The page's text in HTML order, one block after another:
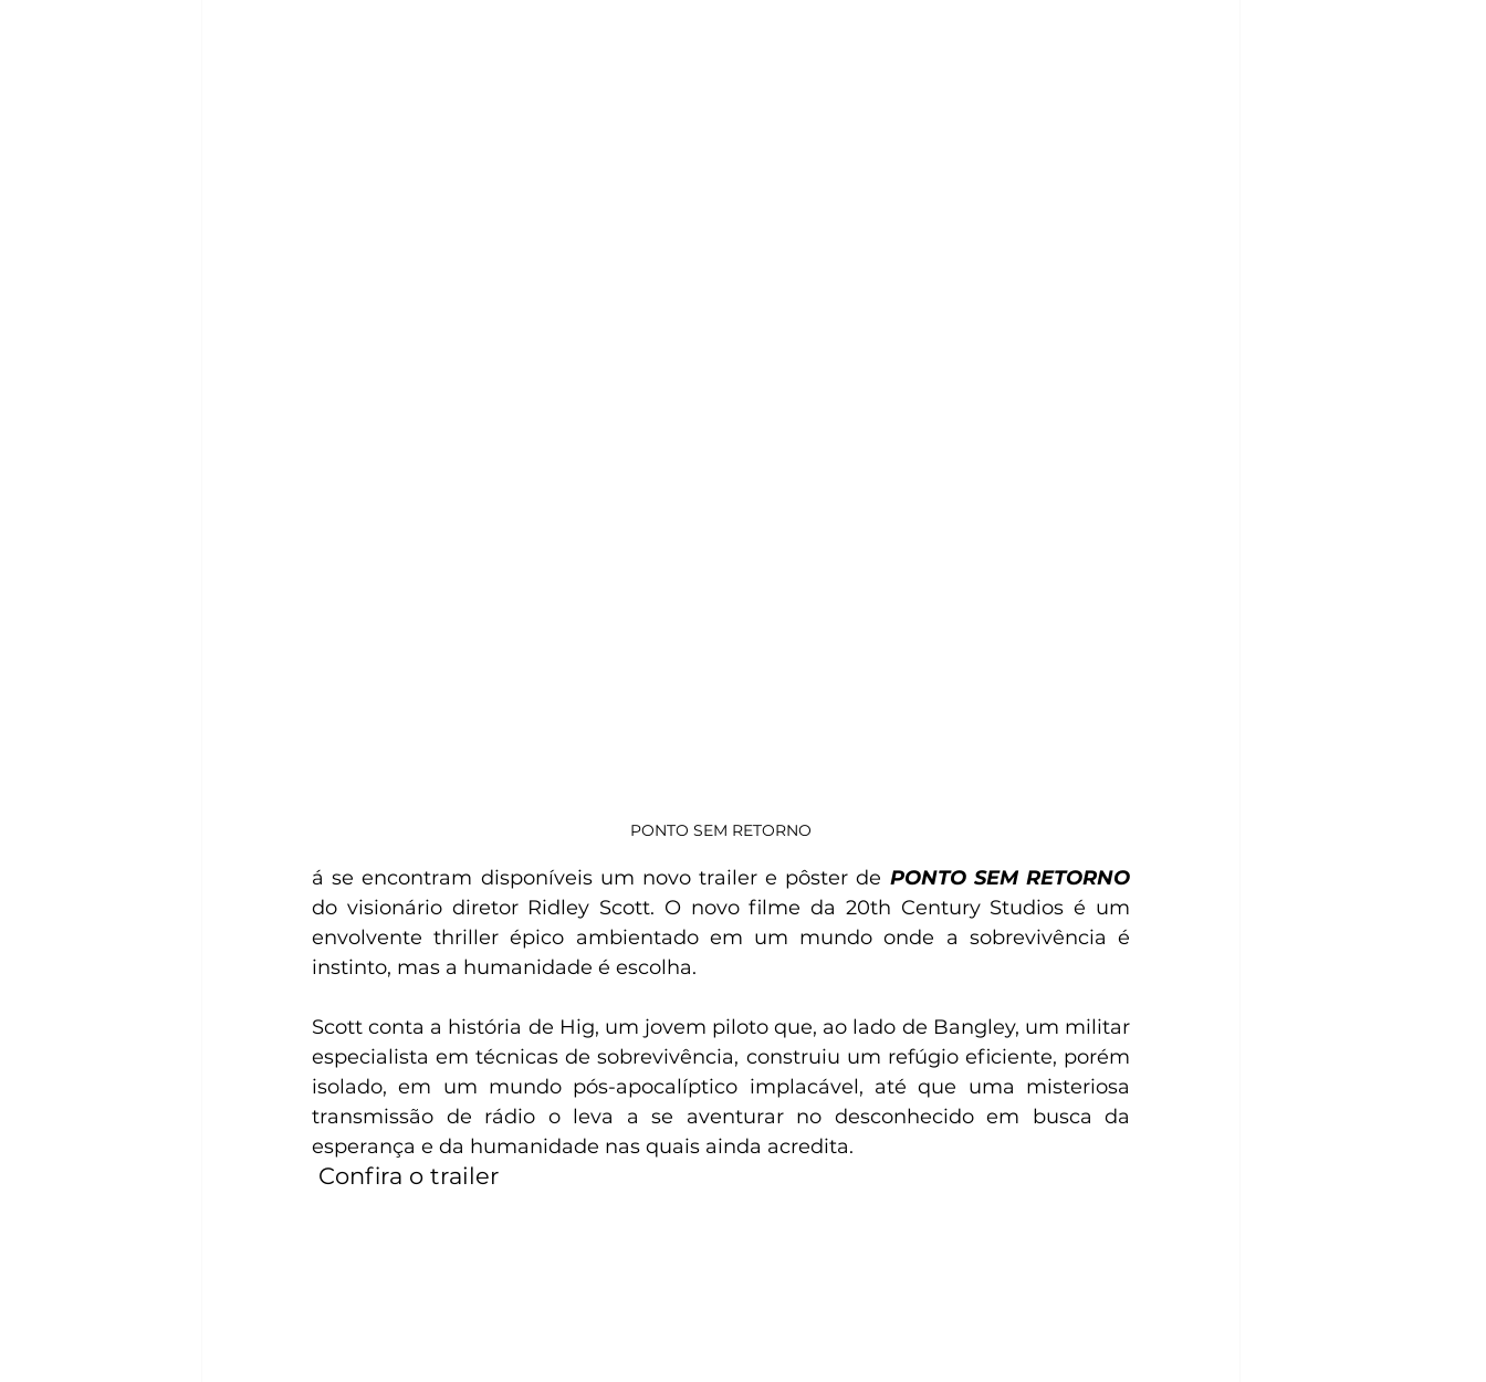
PONTO SEM RETORNO
á se encontram disponíveis um novo trailer e pôster de PONTO SEM RETORNO
do visionário diretor Ridley Scott. O novo filme da 20th Century Studios é um
envolvente thriller épico ambientado em um mundo onde a sobrevivência é
instinto, mas a humanidade é escolha.
Scott conta a história de Hig, um jovem piloto que, ao lado de Bangley, um militar
especialista em técnicas de sobrevivência, construiu um refúgio eficiente, porém
isolado, em um mundo pós-apocalíptico implacável, até que uma misteriosa
transmissão de rádio o leva a se aventurar no desconhecido em busca da
esperança e da humanidade nas quais ainda acredita.
Confira o trailer